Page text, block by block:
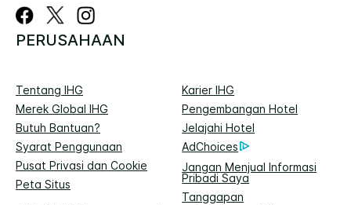
PERUSAHAAN
Tentang IHG
Karier IHG
Merek Global IHG
Pengembangan Hotel
Butuh Bantuan?
Jelajahi Hotel
Syarat Penggunaan
AdChoices
Pusat Privasi dan Cookie
Jangan Menjual Informasi
Pribadi Saya
Peta Situs
Tanggapan